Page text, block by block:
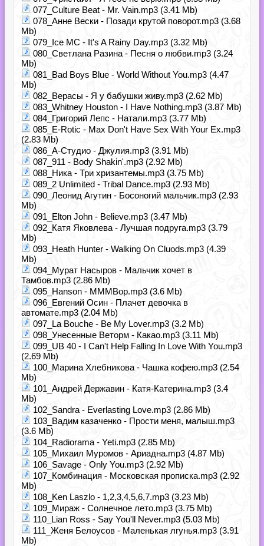
077_Culture Beat - Mr. Vain.mp3 (3.41 Mb)
078_Анне Вески - Позади крутой поворот.mp3 (3.68
Mb)
079_Ice MC - It's A Rainy Day.mp3 (3.32 Mb)
080_Светлана Разина - Песня о любви.mp3 (3.24
Mb)
081_Bad Boys Blue - World Without You.mp3 (4.47
Mb)
082_Верасы - Я у бабушки живу.mp3 (2.62 Mb)
083_Whitney Houston - I Have Nothing.mp3 (3.87 Mb)
084_Григорий Лепс - Натали.mp3 (3.77 Mb)
085_E-Rotic - Max Don't Have Sex With Your Ex.mp3
(2.83 Mb)
086_А-Студио - Джулия.mp3 (3.91 Mb)
087_911 - Body Shakin'.mp3 (2.92 Mb)
088_Ника - Три хризантемы.mp3 (3.75 Mb)
089_2 Unlimited - Tribal Dance.mp3 (2.93 Mb)
090_Леонид Агутин - Босоногий мальчик.mp3 (2.93
Mb)
091_Elton John - Believe.mp3 (3.47 Mb)
092_Катя Яковлева - Лучшая подруга.mp3 (3.79
Mb)
093_Heath Hunter - Walking On Cluods.mp3 (4.39
Mb)
094_Мурат Насыров - Мальчик хочет в
Тамбов.mp3 (2.86 Mb)
095_Hanson - MMMBop.mp3 (3.6 Mb)
096_Евгений Осин - Плачет девочка в
автомате.mp3 (2.04 Mb)
097_La Bouche - Be My Lover.mp3 (3.2 Mb)
098_Унесенные Веторм - Какао.mp3 (3.11 Mb)
099_UB 40 - I Can't Help Falling In Love With You.mp3
(2.69 Mb)
100_Марина Хлебникова - Чашка кофею.mp3 (2.54
Mb)
101_Андрей Державин - Катя-Катерина.mp3 (3.4
Mb)
102_Sandra - Everlasting Love.mp3 (2.86 Mb)
103_Вадим казаченко - Прости меня, малыш.mp3
(3.6 Mb)
104_Radiorama - Yeti.mp3 (2.85 Mb)
105_Михаил Муромов - Ариадна.mp3 (4.87 Mb)
106_Savage - Only You.mp3 (2.92 Mb)
107_Комбинация - Московская прописка.mp3 (2.92
Mb)
108_Ken Laszlo - 1,2,3,4,5,6,7.mp3 (3.23 Mb)
109_Мираж - Солнечное лето.mp3 (3.75 Mb)
110_Lian Ross - Say You'll Never.mp3 (5.03 Mb)
111_Женя Белоусов - Маленькая лгунья.mp3 (3.91
Mb)